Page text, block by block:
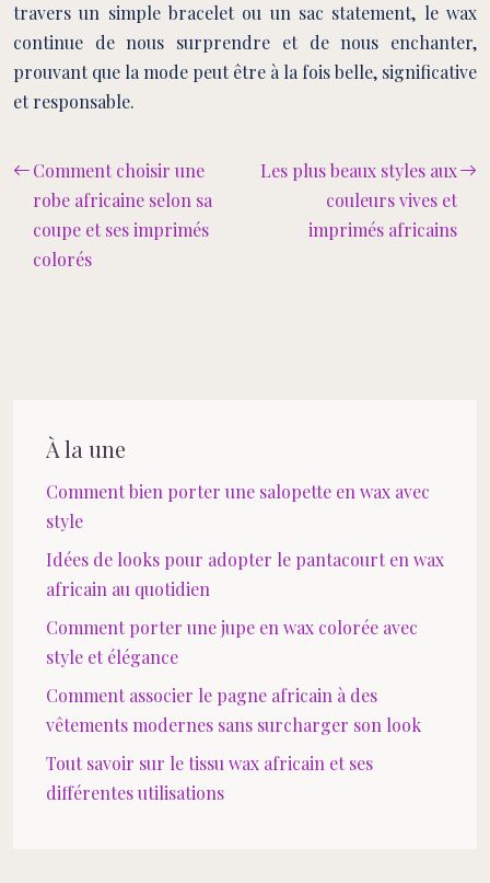
travers un simple bracelet ou un sac statement, le wax
continue de nous surprendre et de nous enchanter,
prouvant que la mode peut être à la fois belle, significative
et responsable.
Comment choisir une
robe africaine selon sa
coupe et ses imprimés
colorés
Les plus beaux styles aux
couleurs vives et
imprimés africains
À la une
Comment bien porter une salopette en wax avec
style
Idées de looks pour adopter le pantacourt en wax
africain au quotidien
Comment porter une jupe en wax colorée avec
style et élégance
Comment associer le pagne africain à des
vêtements modernes sans surcharger son look
Tout savoir sur le tissu wax africain et ses
différentes utilisations